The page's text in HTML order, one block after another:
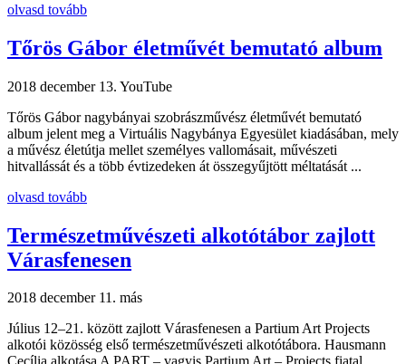
olvasd tovább
Tőrös Gábor életművét bemutató album
2018 december 13. YouTube
Tőrös Gábor nagybányai szobrászművész életművét bemutató
album jelent meg a Virtuális Nagybánya Egyesület kiadásában, mely
a művész életútja mellet személyes vallomásait, művészeti
hitvallássát és a több évtizedeken át összegyűjtött méltatását ...
olvasd tovább
Természetművészeti alkotótábor zajlott
Várasfenesen
2018 december 11. más
Július 12–21. között zajlott Várasfenesen a Partium Art Projects
alkotói közösség első természetművészeti alkotótábora. Hausmann